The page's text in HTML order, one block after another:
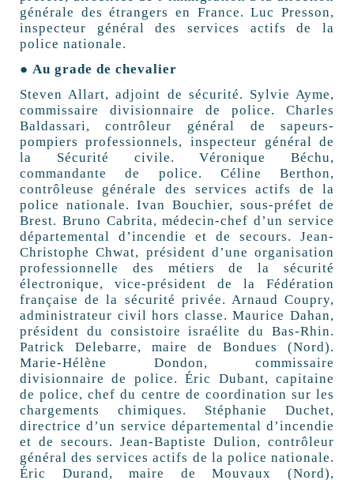
générale des étrangers en France. Luc Presson,
inspecteur général des services actifs de la
police nationale.
● Au grade de chevalier
Steven Allart, adjoint de sécurité. Sylvie Ayme,
commissaire divisionnaire de police. Charles
Baldassari, contrôleur général de sapeurs-
pompiers professionnels, inspecteur général de
la Sécurité civile. Véronique Béchu,
commandante de police. Céline Berthon,
contrôleuse générale des services actifs de la
police nationale. Ivan Bouchier, sous-préfet de
Brest. Bruno Cabrita, médecin-chef d’un service
départemental d’incendie et de secours. Jean-
Christophe Chwat, président d’une organisation
professionnelle des métiers de la sécurité
électronique, vice-président de la Fédération
française de la sécurité privée. Arnaud Coupry,
administrateur civil hors classe. Maurice Dahan,
président du consistoire israélite du Bas-Rhin.
Patrick Delebarre, maire de Bondues (Nord).
Marie-Hélène Dondon, commissaire
divisionnaire de police. Éric Dubant, capitaine
de police, chef du centre de coordination sur les
chargements chimiques. Stéphanie Duchet,
directrice d’un service départemental d’incendie
et de secours. Jean-Baptiste Dulion, contrôleur
général des services actifs de la police nationale.
Éric Durand, maire de Mouvaux (Nord),